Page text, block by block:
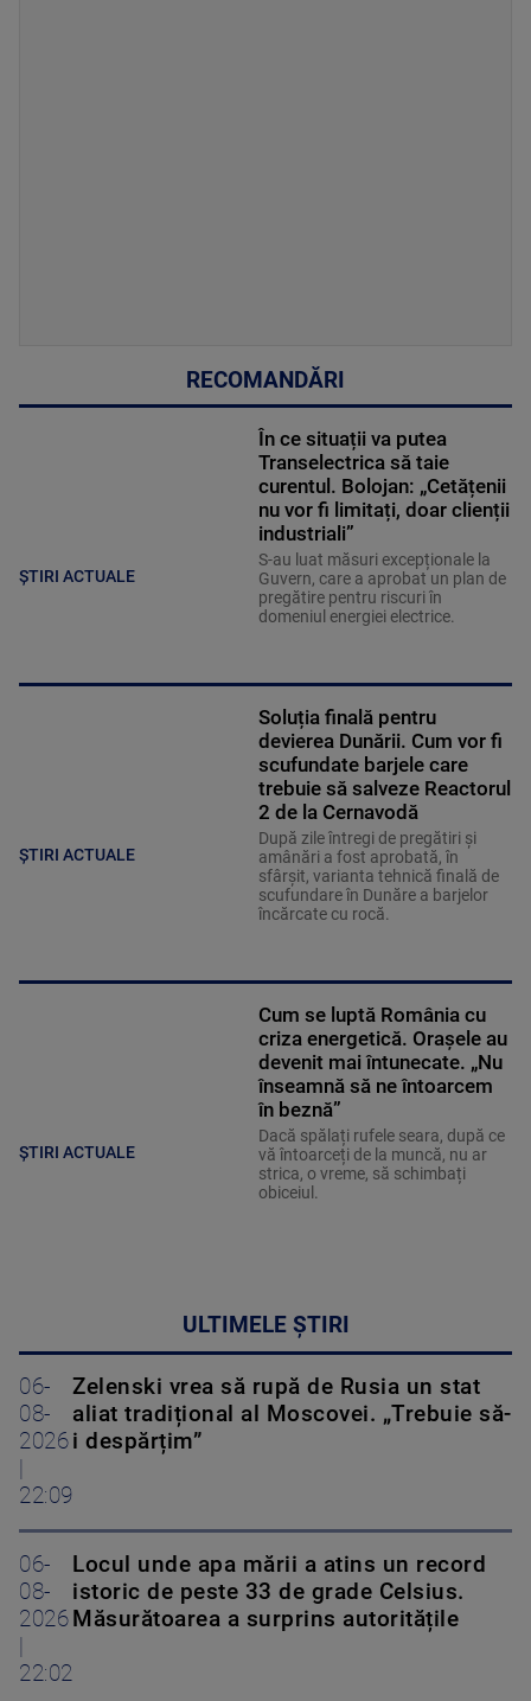
RECOMANDĂRI
ȘTIRI ACTUALE
În ce situații va putea
Transelectrica să taie
curentul. Bolojan: „Cetățenii
nu vor fi limitați, doar clienții
industriali”
S-au luat măsuri excepționale la
Guvern, care a aprobat un plan de
pregătire pentru riscuri în
domeniul energiei electrice.
ȘTIRI ACTUALE
Soluția finală pentru
devierea Dunării. Cum vor fi
scufundate barjele care
trebuie să salveze Reactorul
2 de la Cernavodă
După zile întregi de pregătiri și
amânări a fost aprobată, în
sfârșit, varianta tehnică finală de
scufundare în Dunăre a barjelor
încărcate cu rocă.
ȘTIRI ACTUALE
Cum se luptă România cu
criza energetică. Orașele au
devenit mai întunecate. „Nu
înseamnă să ne întoarcem
în beznă”
Dacă spălați rufele seara, după ce
vă întoarceți de la muncă, nu ar
strica, o vreme, să schimbați
obiceiul.
ULTIMELE ȘTIRI
06-
08-
2026
22:09
Zelenski vrea să rupă de Rusia un stat
aliat tradițional al Moscovei. „Trebuie să-
i despărțim”
06-
08-
2026
22:02
Locul unde apa mării a atins un record
istoric de peste 33 de grade Celsius.
Măsurătoarea a surprins autoritățile